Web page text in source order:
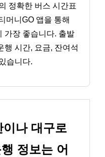
정확한 버스 시간표
머니GO 앱을 통해
가장 좋습니다. 출발
행 시간, 요금, 잔여석
습니다.
나 대구로
정보는 어